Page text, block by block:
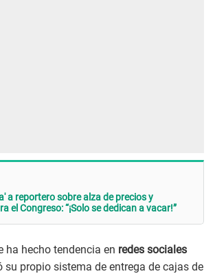
a reportero sobre alza de precios y
el Congreso: “¡Solo se dedican a vacar!”
ha hecho tendencia en redes sociales
su propio sistema de entrega de cajas de